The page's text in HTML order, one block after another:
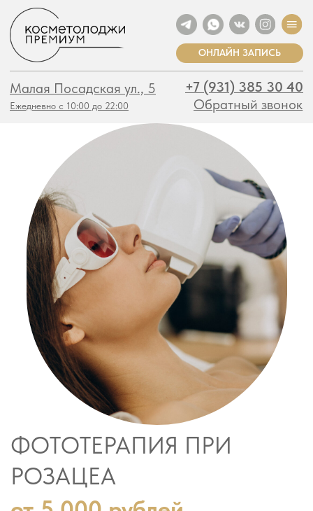
+7 (931) 385 30 40
Обратный звонок
Малая Посадская ул., 5
ОНЛАЙН ЗАПИСЬ
БЫСТРЫЙ РЕЗУЛЬТАТ
БЕЗОПАСНО
ФОТОТЕРАПИЯ ПРИ
РОЗАЦЕА
ОНЛАЙН ЗАПИСЬ
от 5 000 рублей